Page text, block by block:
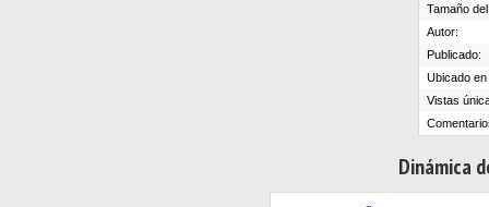
Tamaño
Autor:
Publicado:
Ubicado
Vistas
Dinámica